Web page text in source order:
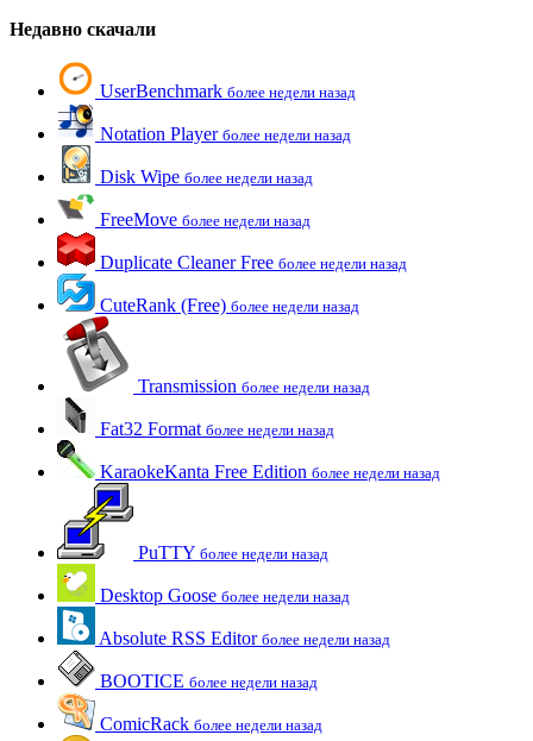
Недавно скачали
UserBenchmark более недели назад
Notation Player более недели назад
Disk Wipe более недели назад
FreeMove более недели назад
Duplicate Cleaner Free более недели назад
CuteRank (Free) более недели назад
Transmission более недели назад
Fat32 Format более недели назад
KaraokeKanta Free Edition более недели назад
PuTTY более недели назад
Desktop Goose более недели назад
Absolute RSS Editor более недели назад
BOOTICE более недели назад
ComicRack более недели назад